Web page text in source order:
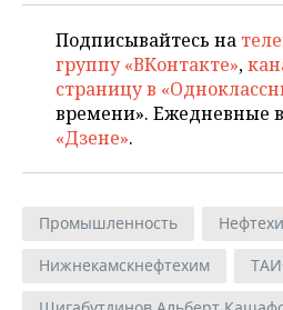
Подписывайтесь на
группу «ВКонтакте»,
страницу в
времени». Ежедневные
«Дзене».
Промышленность
Нижнекамскнефтехим